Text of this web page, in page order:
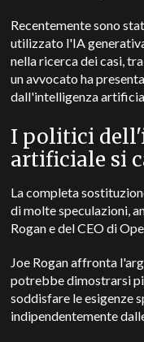
Recentemente sono
utilizzato l'IA
nella ricerca dei casi,
un avvocato ha
dall'intelligenza
I politici
artificiale si
La completa
di molte speculazioni,
Rogan e del CEO di
Joe Rogan affronta
potrebbe dimostrarsi
soddisfare le esigenze
indipendentemente